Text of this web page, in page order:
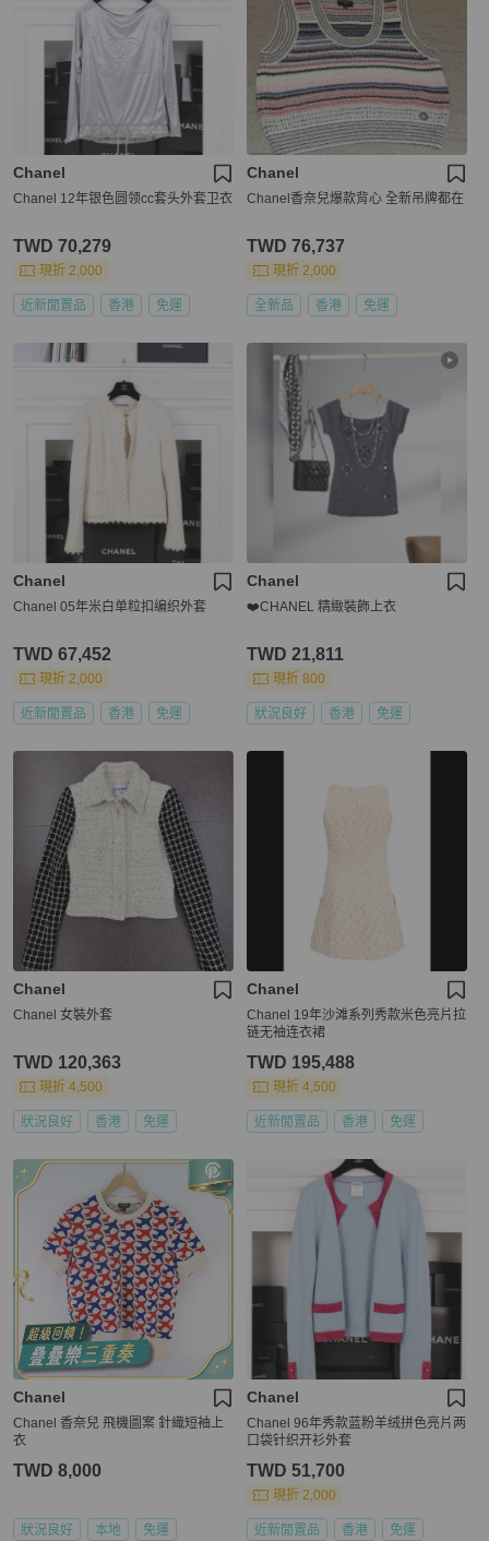
Chanel
Chanel 12年银色圆领cc套头外套卫衣
TWD 70,279
現折 2,000
近新閒置品 香港 免運
Chanel
Chanel香奈兒爆款背心 全新吊牌都在
TWD 76,737
現折 2,000
全新品 香港 免運
Chanel
Chanel 05年米白单粒扣编织外套
TWD 67,452
現折 2,000
近新閒置品 香港 免運
Chanel
❤️CHANEL 精緻裝飾上衣
TWD 21,811
現折 800
狀況良好 香港 免運
Chanel
Chanel 女裝外套
TWD 120,363
現折 4,500
狀況良好 香港 免運
Chanel
Chanel 19年沙滩系列秀款米色亮片拉
链无袖连衣裙
TWD 195,488
現折 4,500
近新閒置品 香港 免運
Chanel
Chanel 香奈兒 飛機圖案 針織短袖上
衣
TWD 8,000
狀況良好 本地 免運
Chanel
Chanel 96年秀款蓝粉羊绒拼色亮片两
口袋针织开衫外套
TWD 51,700
現折 2,000
近新閒置品 香港 免運